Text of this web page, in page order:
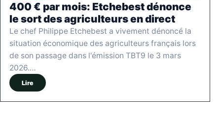
400 € par mois: Etchebest dénonce
le sort des agriculteurs en direct
Le chef Philippe Etchebest a vivement dénoncé la
situation économique des agriculteurs français lors
de son passage dans l'émission TBT9 le 3 mars
2026.…
Lire